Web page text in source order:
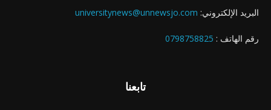
البريد الإلكتروني: universitynews@unnewsjo.com
رقم الهاتف : 0798758825
تابعنا